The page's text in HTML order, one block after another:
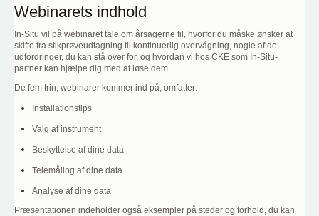
Webinarets indhold
In-Situ vil på webinaret tale om årsagerne til, hvorfor du måske ønsker at
skifte fra stikprøveudtagning til kontinuerlig overvågning, nogle af de
udfordringer, du kan stå over for, og hvordan vi hos CKE som In-Situ-
partner kan hjælpe dig med at løse dem.
De fem trin, webinarer kommer ind på, omfatter:
Installationstips
Valg af instrument
Beskyttelse af dine data
Telemåling af dine data
Analyse af dine data
Præsentationen indeholder også eksempler på steder og forhold, du kan